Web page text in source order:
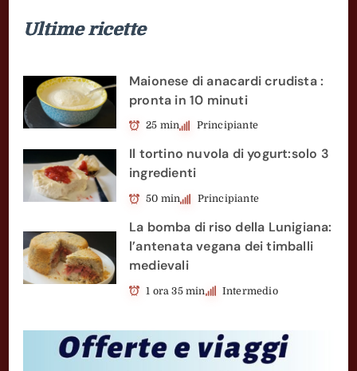
Ultime ricette
Maionese di anacardi crudista :
pronta in 10 minuti
25 min Principiante
Il tortino nuvola di yogurt:solo 3
ingredienti
50 min Principiante
La bomba di riso della Lunigiana:
l’antenata vegana dei timballi
medievali
1 ora 35 min Intermedio